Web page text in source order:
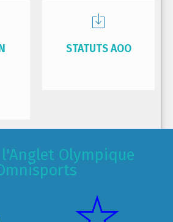
STATUTS AOO
Olympique